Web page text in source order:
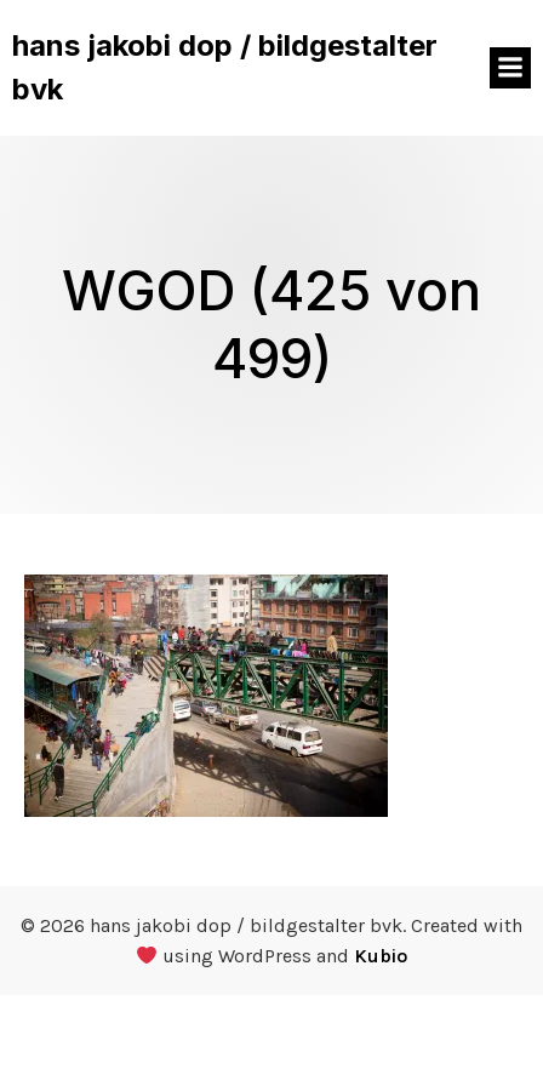
hans jakobi dop / bildgestalter
bvk
WGOD (425 von
499)
© 2026 hans jakobi dop / bildgestalter bvk. Created with
using WordPress and Kubio